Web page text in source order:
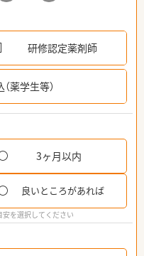
研修認定薬剤師
薬学生等）
3ヶ月以内
良いところがあれば
を選択してください